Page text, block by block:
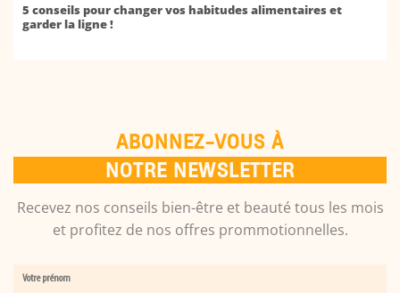
5 conseils pour changer vos habitudes alimentaires et
garder la ligne !
ABONNEZ-VOUS À
NOTRE NEWSLETTER
Recevez nos conseils bien-être et beauté tous les mois
et profitez de nos offres prommotionnelles.